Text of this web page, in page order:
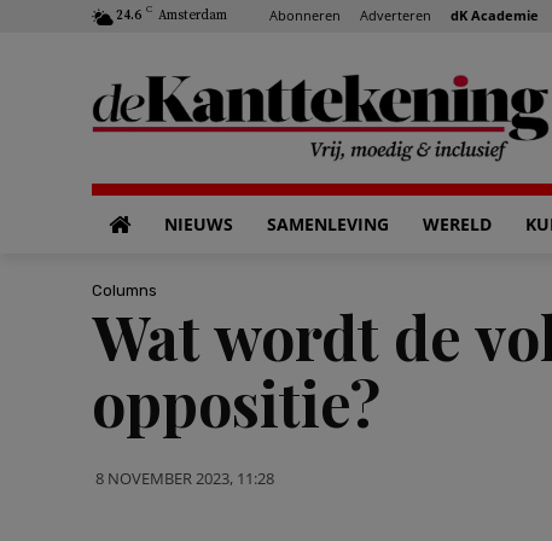
24.6 C Amsterdam Abonneren Adverteren dK Academie
NIEUWS SAMENLEVING WERELD
Columns
Wat wordt de
oppositie?
8 NOVEMBER 2023, 11:28